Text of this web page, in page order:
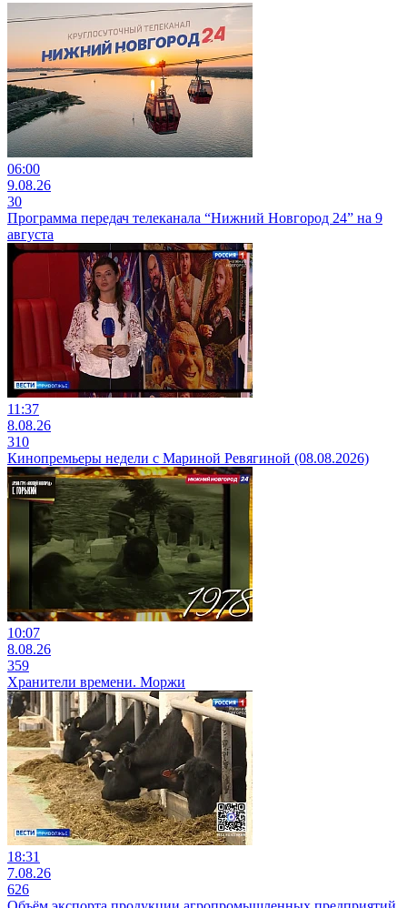
06:00
9.08.26
30
Программа передач телеканала “Нижний Новгород 24” на 9
августа
11:37
8.08.26
310
Кинопремьеры недели с Мариной Ревягиной (08.08.2026)
10:07
8.08.26
359
Хранители времени. Моржи
18:31
7.08.26
626